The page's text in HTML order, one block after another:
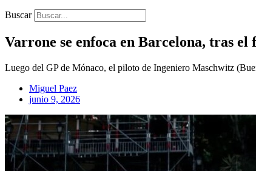
Buscar
Varrone se enfoca en Barcelona, tras el
Luego del GP de Mónaco, el piloto de Ingeniero Maschwitz
Miguel Paez
junio 9, 2026